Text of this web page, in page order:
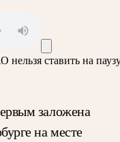
нельзя ставить на
заложена
на месте